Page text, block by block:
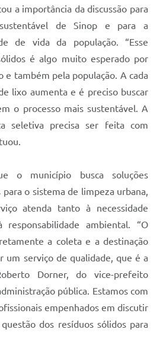
a importância da discussão para
de Sinop e para a
de vida da população. “Esse
é algo muito esperado por
e também pela população. A cada
lixo aumenta e é preciso buscar
o processo mais sustentável. A
seletiva precisa ser feita com
o município busca soluções
o sistema de limpeza urbana,
atenda tanto à necessidade
responsabilidade ambiental. “O
a coleta e a destinação
um serviço de qualidade, que é a
Dorner, do vice-prefeito
pública. Estamos com
empenhados em discutir
dos resíduos sólidos para